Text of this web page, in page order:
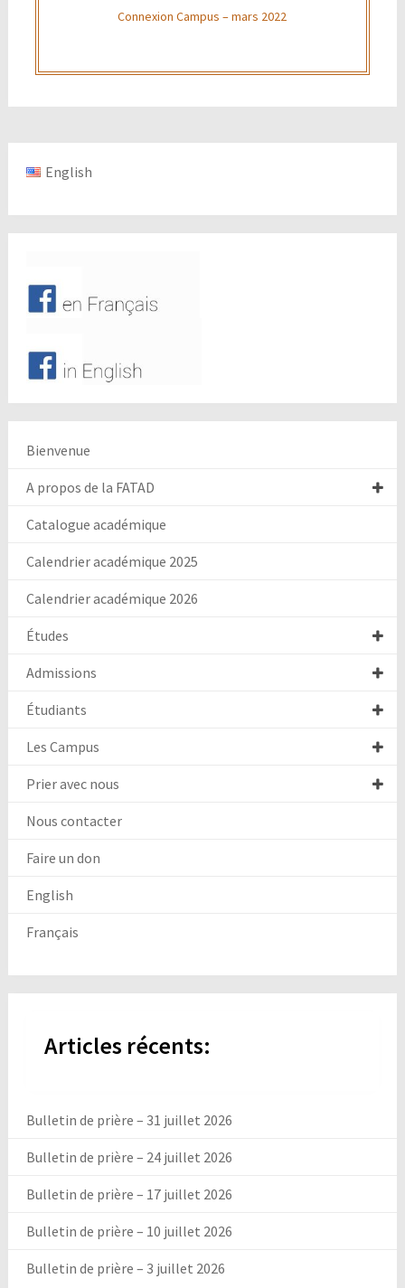
Connexion Campus – mars 2022
English
Bienvenue
A propos de la FATAD
Catalogue académique
Calendrier académique 2025
Calendrier académique 2026
Études
Admissions
Étudiants
Les Campus
Prier avec nous
Nous contacter
Faire un don
English
Français
Articles récents:
Bulletin de prière – 31 juillet 2026
Bulletin de prière – 24 juillet 2026
Bulletin de prière – 17 juillet 2026
Bulletin de prière – 10 juillet 2026
Bulletin de prière – 3 juillet 2026